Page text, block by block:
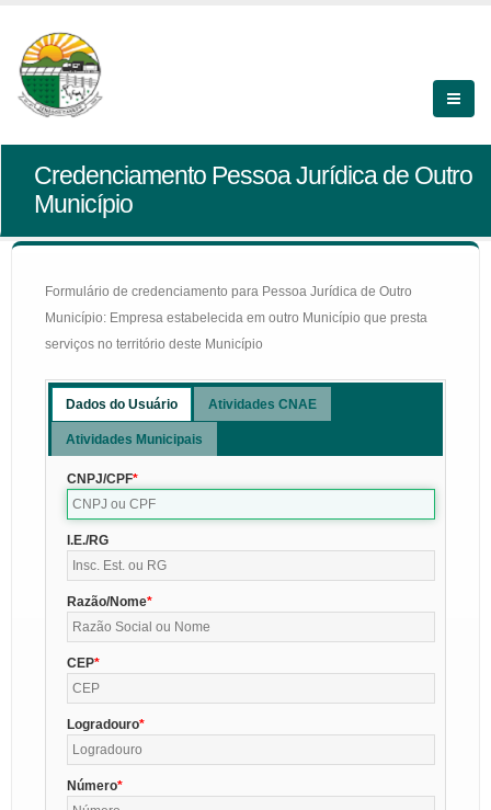
Credenciamento Pessoa Jurídica de Outro
Município
Formulário de credenciamento para Pessoa Jurídica de Outro
Município: Empresa estabelecida em outro Município que presta
serviços no território deste Município
Dados do Usuário Atividades CNAE
Atividades Municipais
CNPJ/CPF
I.E./RG
Razão/Nome
CEP
Logradouro
Número